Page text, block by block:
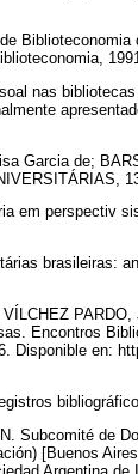
nas
Garcia de;
em perspectiv
brasileiras:
Encontros
Disponible en:
Subcomité de
[Buenos
Argentina